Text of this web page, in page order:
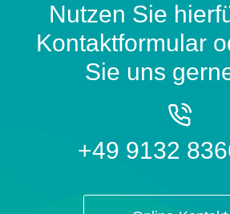
Nutzen Sie
Kontaktformular
Sie uns
+49 9132